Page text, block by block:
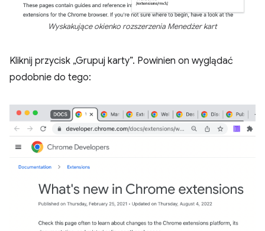
Wyskakujące okienko rozszerzenia Menedżer kart
Kliknij przycisk „Grupuj karty”. Powinien on wyglądać
podobnie do tego: